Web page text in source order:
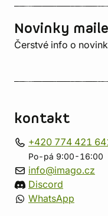
Novinky
Čerstvé info o
kontakt
+420 774 421
Po-pá 9:00-16:00
info@imago.cz
Discord
WhatsApp